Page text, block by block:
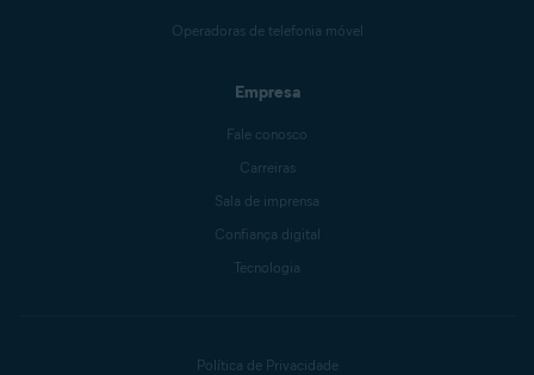
Operadoras de telefonia móvel
Empresa
Fale conosco
Carreiras
Sala de imprensa
Confiança digital
Tecnologia
Política de Privacidade